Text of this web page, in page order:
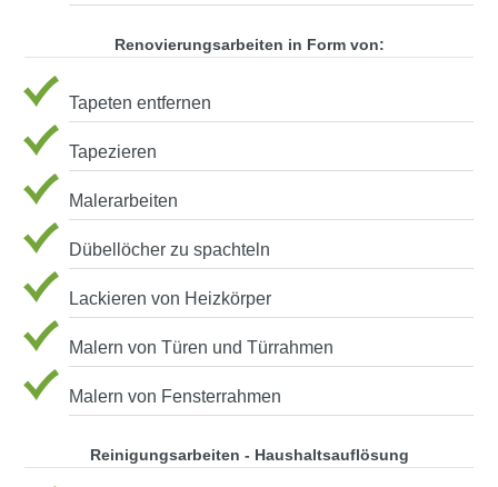
Renovierungsarbeiten in Form von:
Tapeten entfernen
Tapezieren
Malerarbeiten
Dübellöcher zu spachteln
Lackieren von Heizkörper
Malern von Türen und Türrahmen
Malern von Fensterrahmen
Reinigungsarbeiten - Haushaltsauflösung